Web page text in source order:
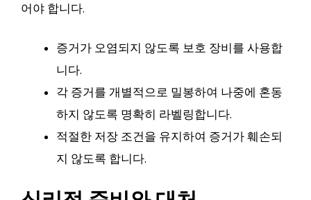
어야 합니다.
증거가 오염되지 않도록 보호 장비를 사용합
니다.
각 증거를 개별적으로 밀봉하여 나중에 혼동
하지 않도록 명확히 라벨링합니다.
적절한 저장 조건을 유지하여 증거가 훼손되
지 않도록 합니다.